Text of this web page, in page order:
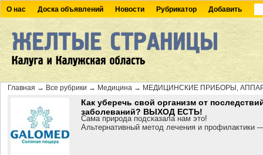
О нас Доска объявлений Новости Рубрикатор Добавить
Главная → Все рубрики → Медицина → МЕДИЦИНСКИЕ ПРИБОРЫ,
Как уберечь свой организм от
заболеваний? ВЫХОД ЕСТЬ!
Сама природа подсказала нам это!
Альтернативный метод лечения и